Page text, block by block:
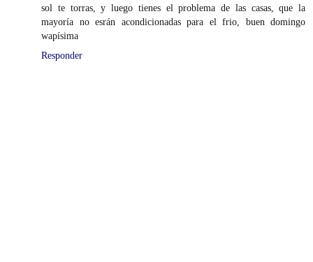
sol te torras, y luego tienes el problema de las casas, que la
mayoría no esrán acondicionadas para el frio, buen domingo
wapísima
Responder